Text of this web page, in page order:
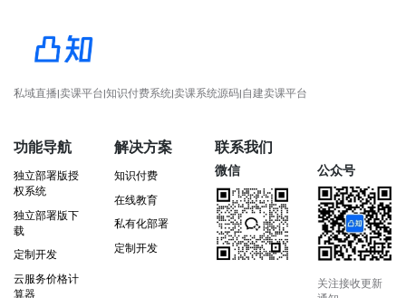
私域直播|卖课平台|知识付费系统|卖课系统源码|自建卖课平台
功能导航
独立部署版授
权系统
独立部署版下
载
定制开发
云服务价格计
算器
解决方案
知识付费
在线教育
私有化部署
定制开发
联系我们
微信 公众号
关注接收更新